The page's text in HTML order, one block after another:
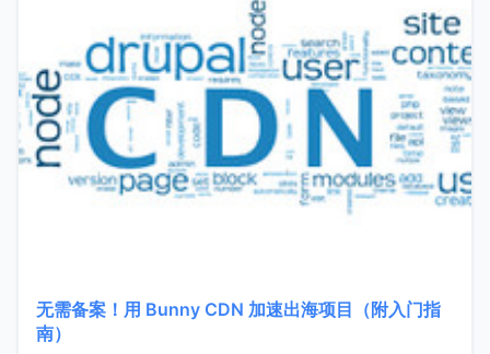
无需备案！用 Bunny CDN 加速出海项目（附入门指
南）